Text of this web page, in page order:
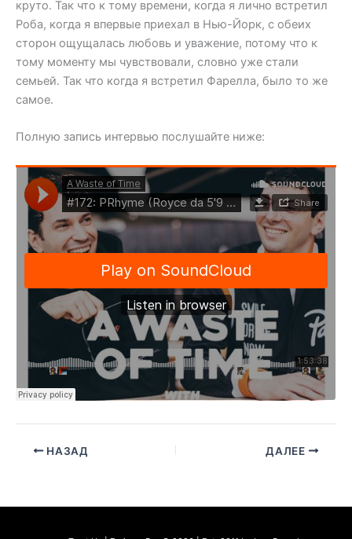
круто. Так что к тому времени, когда я лично встретил
Роба, когда я впервые приехал в Нью-Йорк, с обеих
сторон ощущалась любовь и уважение, потому что к
тому моменту мы чувствовали, словно уже стали
семьей. Так что когда я встретил Фарелла, было то же
самое.
Полную запись интервью послушайте ниже:
НАЗАД ДАЛЕЕ